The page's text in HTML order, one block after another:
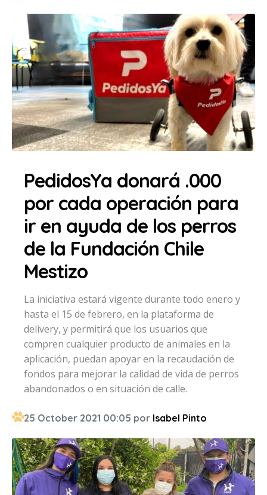
PedidosYa donará .000
por cada operación para
ir en ayuda de los perros
de la Fundación Chile
Mestizo
La iniciativa estará vigente durante todo enero y
hasta el 15 de febrero, en la plataforma de
delivery, y permitirá que los usuarios que
compren cualquier producto de animales en la
aplicación, puedan apoyar en la recaudación de
fondos para mejorar la calidad de vida de perros
abandonados o en situación de calle.
25 October 2021 00:05 por Isabel Pinto